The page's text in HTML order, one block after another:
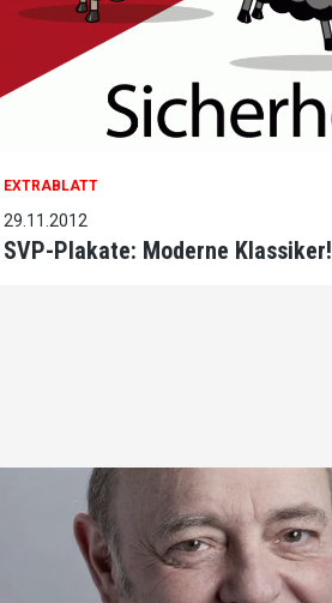
EXTRABLATT
29.11.2012
SVP-Plakate: Moderne Klassiker!